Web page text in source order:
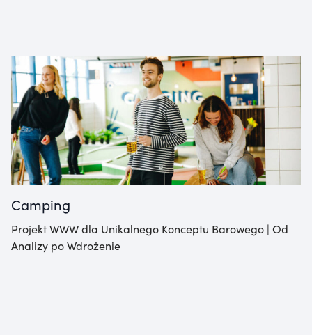
Camping
Projekt WWW dla Unikalnego Konceptu Barowego | Od
Analizy po Wdrożenie